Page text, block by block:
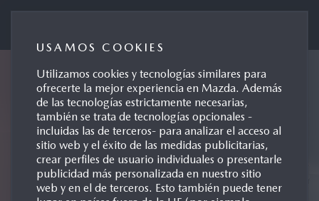
USAMOS COOKIES
Utilizamos cookies y tecnologías similares para
ofrecerte la mejor experiencia en Mazda. Además
de las tecnologías estrictamente necesarias,
también se trata de tecnologías opcionales -
incluidas las de terceros- para analizar el acceso al
sitio web y el éxito de las medidas publicitarias,
crear perfiles de usuario individuales o presentarle
publicidad más personalizada en nuestro sitio
web y en el de terceros. Esto también puede tener